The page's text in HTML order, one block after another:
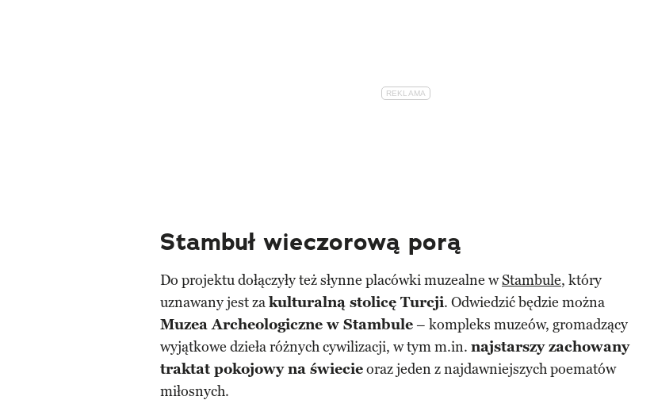
Stambuł wieczorową porą
Do projektu dołączyły też słynne placówki muzealne wStambule, który
uznawany jest zakulturalną stolicę Turcji. Odwiedzić będzie można
Muzea Archeologiczne w Stambule– kompleks muzeów, gromadzący
wyjątkowe dzieła różnych cywilizacji, w tym m.in. najstarszy zachowany
traktat pokojowy na świecieoraz jeden z najdawniejszych poematów
miłosnych.